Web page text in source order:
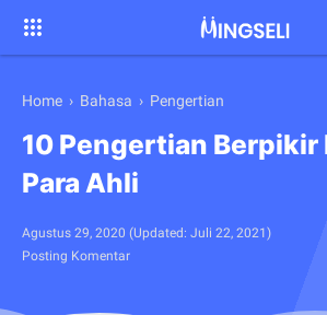
Home › Bahasa › Pengertian
10 Pengertian
Para Ahli
Agustus 29, 2020 (Updated: Juli 22, 2021)
Posting Komentar